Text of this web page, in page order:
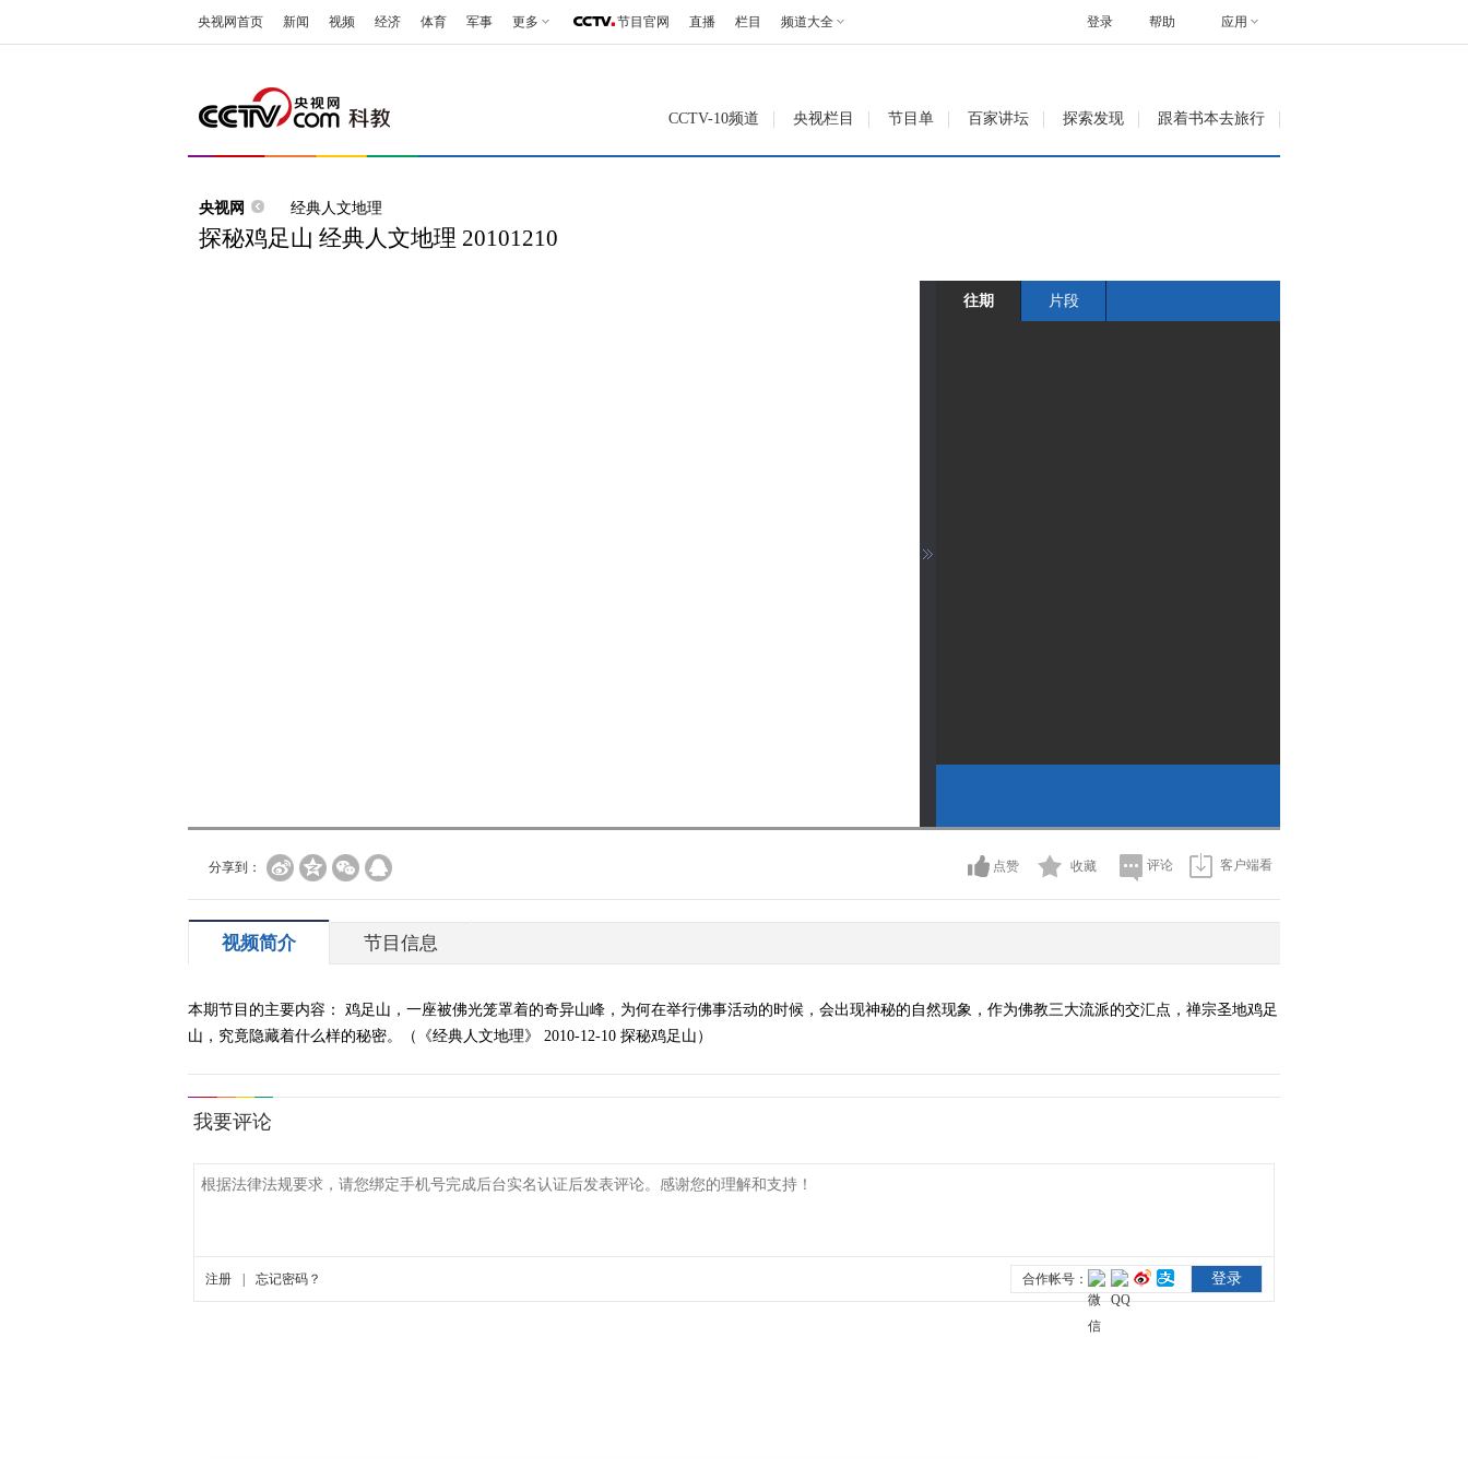
央视网首页 新闻 视频 经济 体育 军事 更多 节目官网 直播 栏目 频道大全 帮助 应用
登录
CCTV-10频道 央视栏目 节目单 百家讲坛 探索发现 跟着书本去旅行
央视网 经典人文地理
探秘鸡足山 经典人文地理 20101210
往期 片段
分享到： 点赞 收藏 评论 客户端看
视频简介 节目信息
本期节目的主要内容： 鸡足山，一座被佛光笼罩着的奇异山峰，为何在举行佛事活动的时候，会出现神秘的自然现象，作为佛教三大流派的交汇点，禅宗圣地鸡足
山，究竟隐藏着什么样的秘密。（《经典人文地理》 2010-12-10 探秘鸡足山）